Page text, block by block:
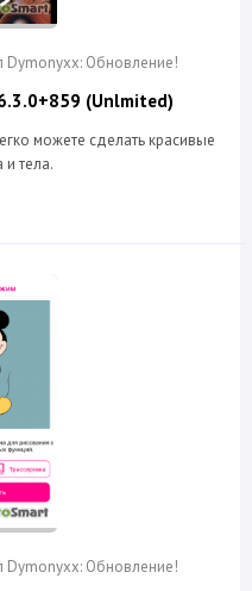
Dymonyxx: Обновление!
(Unlmited)
можете сделать красивые
тела.
Dymonyxx: Обновление!